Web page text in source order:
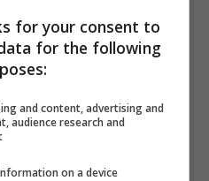
for your consent to
for the following
and content, advertising and
audience research and
on a device